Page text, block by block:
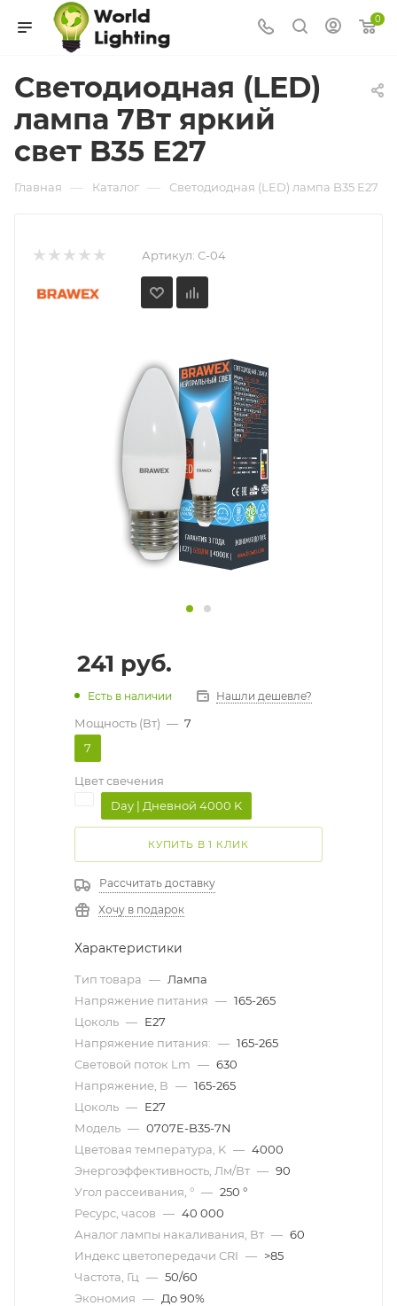
0
Светодиодная (LED)
лампа 7Вт яркий
свет B35 Е27
Главная — Каталог — Светодиодная (LED) лампа B35 Е27
Артикул: С-04
241 руб.
Есть в наличии Нашли дешевле?
Мощность (Вт) — 7
7
Цвет свечения
Day | Дневной 4000 K
КУПИТЬ В 1 КЛИК
Рассчитать доставку
Хочу в подарок
Характеристики
Тип товара — Лампа
Напряжение питания — 165-265
Цоколь — Е27
Напряжение питания: — 165-265
Световой поток Lm — 630
Напряжение, В — 165-265
Цоколь — Е27
Модель — 0707E-B35-7N
Цветовая температура, K — 4000
Энергоэффективность, Лм/Вт — 90
Угол рассеивания, ° — 250 °
Ресурс, часов — 40 000
Аналог лампы накаливания, Вт — 60
Индекс цветопередачи CRI — >85
Частота, Гц — 50/60
Экономия — До 90%